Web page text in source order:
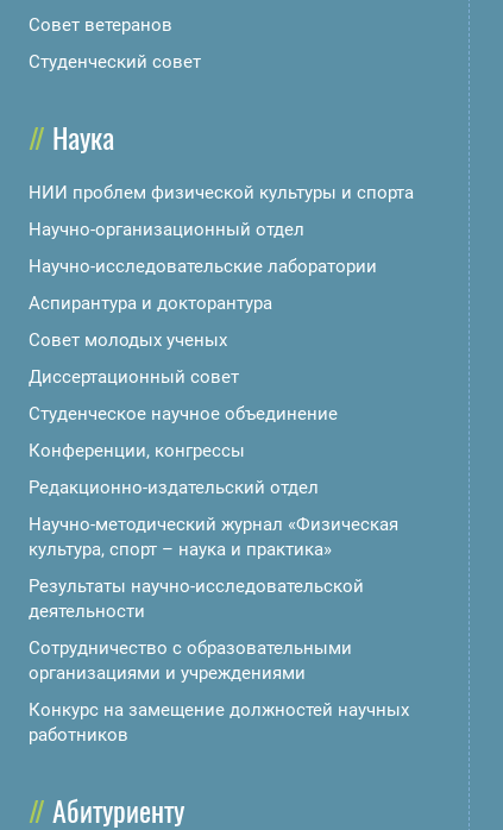
Совет ветеранов
Студенческий совет
Наука
НИИ проблем физической культуры и спорта
Научно-организационный отдел
Научно-исследовательские лаборатории
Аспирантура и докторантура
Совет молодых ученых
Диссертационный совет
Студенческое научное объединение
Конференции, конгрессы
Редакционно-издательский отдел
Научно-методический журнал «Физическая
культура, спорт – наука и практика»
Результаты научно-исследовательской
деятельности
Сотрудничество с образовательными
организациями и учреждениями
Конкурс на замещение должностей научных
работников
Абитуриенту